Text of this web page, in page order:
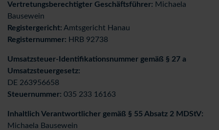
Vertretungsberechtigter Geschäftsführer: Michaela
Bausewein
Registergericht: Amtsgericht Hanau
Registernummer: HRB 92738
Umsatzsteuer-Identifikationsnummer gemäß § 27 a
Umsatzsteuergesetz:
DE 263956658
Steuernummer: 035 233 16163
Inhaltlich Verantwortlicher gemäß § 55 Absatz 2 MDStV:
Michaela Bausewein